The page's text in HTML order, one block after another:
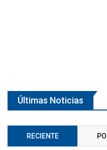
Últimas Noticias
RECIENTE